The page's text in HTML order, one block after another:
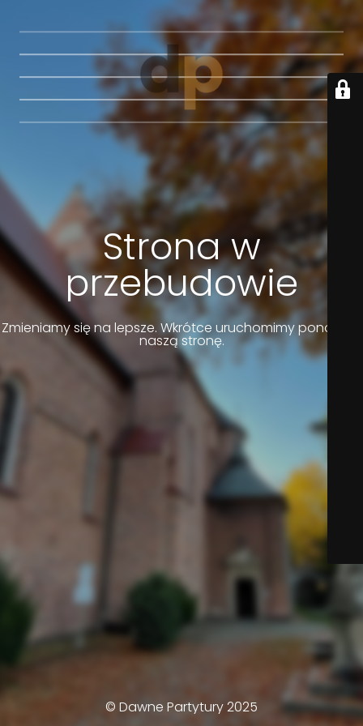
Strona w
przebudowie
Zmieniamy się na lepsze. Wkrótce uruchomimy ponownie
naszą stronę.
© Dawne Partytury 2025